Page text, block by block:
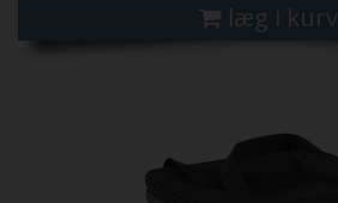
læg i kurv